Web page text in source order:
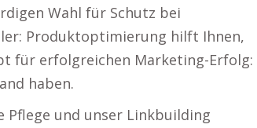
Wahl für Schutz bei
Produktoptimierung hilft Ihnen,
für erfolgreichen Marketing-Erfolg:
haben.
Pflege und unser Linkbuilding